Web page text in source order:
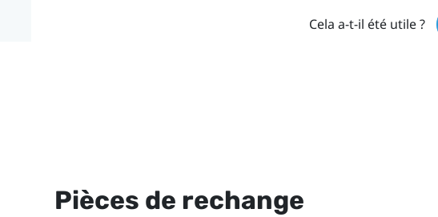
Cela a-t-il été utile ?
Pièces de rechange